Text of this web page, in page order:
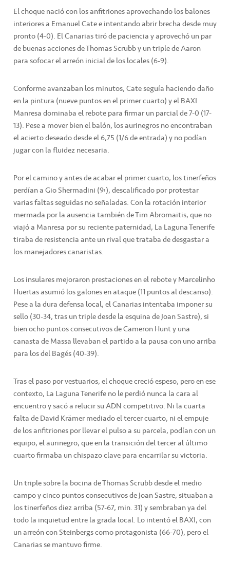
El choque nació con los anfitriones aprovechando los balones
interiores a Emanuel Cate e intentando abrir brecha desde muy
pronto (4-0). El Canarias tiró de paciencia y aprovechó un par
de buenas acciones de Thomas Scrubb y un triple de Aaron
para sofocar el arreón inicial de los locales (6-9).
Conforme avanzaban los minutos, Cate seguía haciendo daño
en la pintura (nueve puntos en el primer cuarto) y el BAXI
Manresa dominaba el rebote para firmar un parcial de 7-0 (17-
13). Pese a mover bien el balón, los aurinegros no encontraban
el acierto deseado desde el 6,75 (1/6 de entrada) y no podían
jugar con la fluidez necesaria.
Por el camino y antes de acabar el primer cuarto, los tinerfeños
perdían a Gio Shermadini (9’), descalificado por protestar
varias faltas seguidas no señaladas. Con la rotación interior
mermada por la ausencia también de Tim Abromaitis, que no
viajó a Manresa por su reciente paternidad, La Laguna Tenerife
tiraba de resistencia ante un rival que trataba de desgastar a
los manejadores canaristas.
Los insulares mejoraron prestaciones en el rebote y Marcelinho
Huertas asumió los galones en ataque (11 puntos al descanso).
Pese a la dura defensa local, el Canarias intentaba imponer su
sello (30-34, tras un triple desde la esquina de Joan Sastre), si
bien ocho puntos consecutivos de Cameron Hunt y una
canasta de Massa llevaban el partido a la pausa con uno arriba
para los del Bagés (40-39).
Tras el paso por vestuarios, el choque creció espeso, pero en ese
contexto, La Laguna Tenerife no le perdió nunca la cara al
encuentro y sacó a relucir su ADN competitivo. Ni la cuarta
falta de David Krämer mediado el tercer cuarto, ni el empuje
de los anfitriones por llevar el pulso a su parcela, podían con un
equipo, el aurinegro, que en la transición del tercer al último
cuarto firmaba un chispazo clave para encarrilar su victoria.
Un triple sobre la bocina de Thomas Scrubb desde el medio
campo y cinco puntos consecutivos de Joan Sastre, situaban a
los tinerfeños diez arriba (57-67, min. 31) y sembraban ya del
todo la inquietud entre la grada local. Lo intentó el BAXI, con
un arreón con Steinbergs como protagonista (66-70), pero el
Canarias se mantuvo firme.